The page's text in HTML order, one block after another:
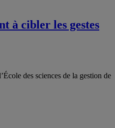
à cibler les gestes
des sciences de la gestion de